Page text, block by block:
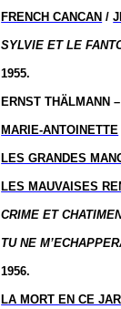
FRENCH CANCAN /
SYLVIE ET LE
1955.
ERNST THÄLMANN
MARIE-ANTOINETTE
LES GRANDES
LES MAUVAISES
CRIME ET
TU NE
1956.
LA MORT EN CE